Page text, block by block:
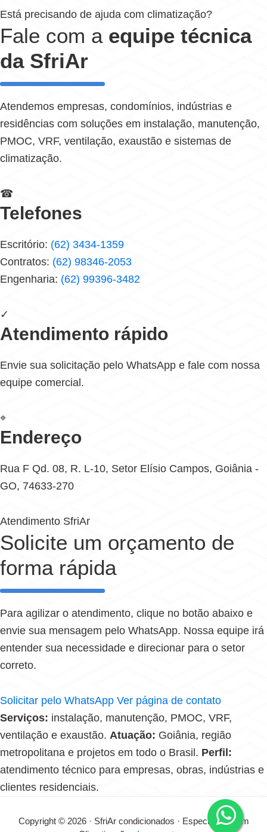
Está precisando de ajuda com climatização?
Fale com a equipe técnica
da SfriAr
Atendemos empresas, condomínios, indústrias e
residências com soluções em instalação, manutenção,
PMOC, VRF, ventilação, exaustão e sistemas de
climatização.
☎
Telefones
Escritório: (62) 3434-1359
Contratos: (62) 98346-2053
Engenharia: (62) 99396-3482
✓
Atendimento rápido
Envie sua solicitação pelo WhatsApp e fale com nossa
equipe comercial.
⌖
Endereço
Rua F Qd. 08, R. L-10, Setor Elísio Campos, Goiânia -
GO, 74633-270
Atendimento SfriAr
Solicite um orçamento de
forma rápida
Para agilizar o atendimento, clique no botão abaixo e
envie sua mensagem pelo WhatsApp. Nossa equipe irá
entender sua necessidade e direcionar para o setor
correto.
Solicitar pelo WhatsApp Ver página de contato
Serviços: instalação, manutenção, PMOC, VRF,
ventilação e exaustão. Atuação: Goiânia, região
metropolitana e projetos em todo o Brasil. Perfil:
atendimento técnico para empresas, obras, indústrias e
clientes residenciais.
Copyright © 2026 · SfriAr condicionados · Especialistas em